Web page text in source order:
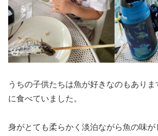
うちの子供たちは魚が好きなのもありま
に食べていました。
身がとても柔らかく淡泊ながら魚の味が